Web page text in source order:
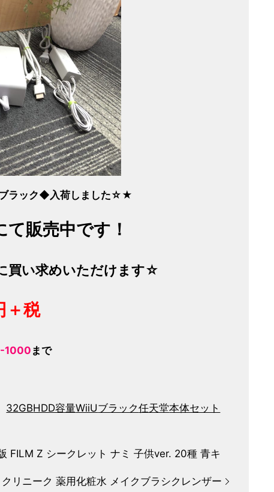
ラック◆入荷しました☆★
て販売中です！
買い求めいただけます☆
＋税
1000 まで
32GBHDD容量WiiUブラック任天堂本体セット
Z シークレット ナミ 子供ver. 20種 青キ
リニーク 薬用化粧水 メイクブラシクレンザー